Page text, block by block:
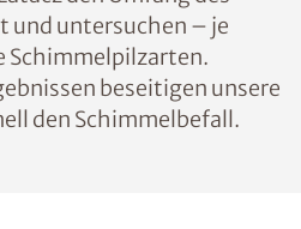
und untersuchen – je
Schimmelpilzarten.
beseitigen unsere
den Schimmelbefall.